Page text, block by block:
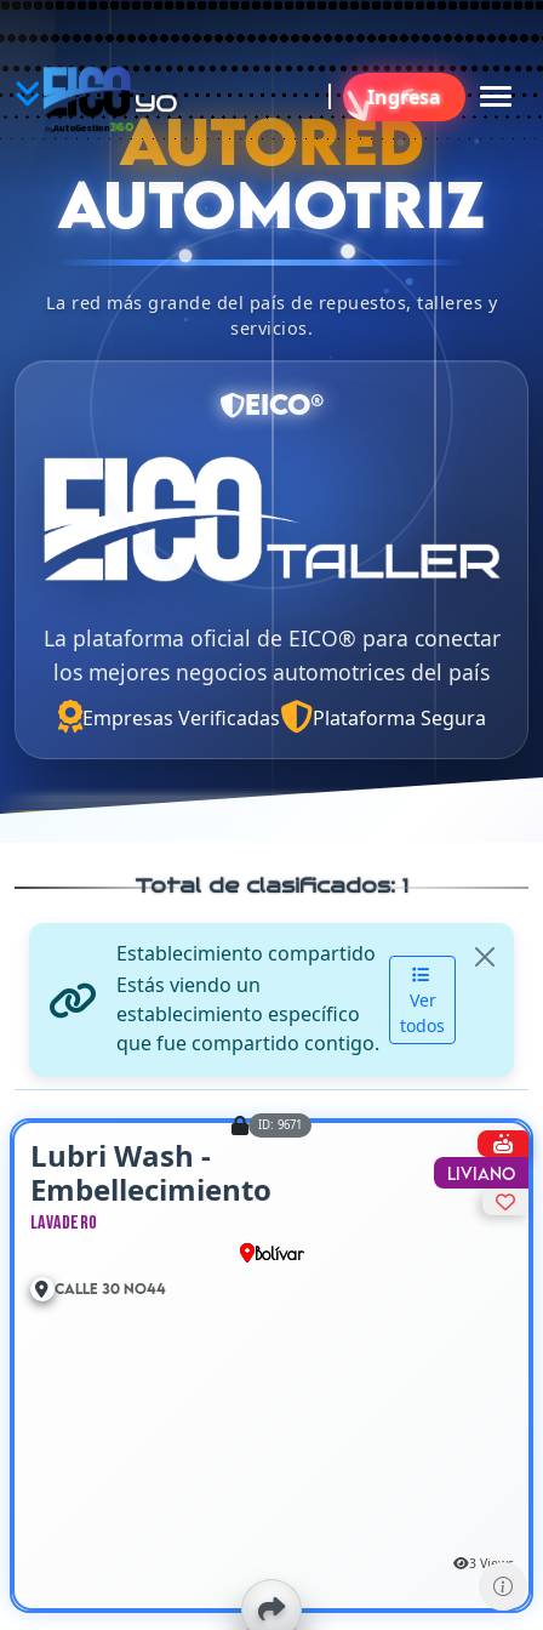
YO
B
AutoGestion 360
Ingresa
AUTORED
AUTOMOTRIZ
La red más grande del país de repuestos, talleres y
servicios.
EICO®
La plataforma oficial de EICO® para conectar
los mejores negocios automotrices del país
Empresas Verificadas Plataforma Segura
Total de clasificados:1
Establecimiento compartido
Estás viendo un
establecimiento específico
que fue compartido contigo.
Ver
todos
ID: 9671
Liviano
Lubri Wash -
Embellecimiento
Automotriz
Lavadero
Bolívar
Calle 30 No44
3 Views